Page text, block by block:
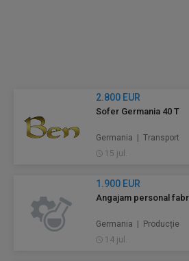
2.800 EUR
Sofer Germania 40 T
Germania | Transport
15 jul.
1.900 EUR
Angajam personal
Germania | Producție
14 jul.